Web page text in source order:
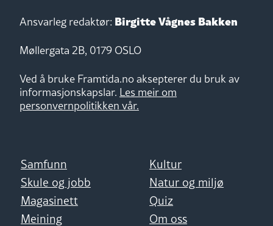
Ansvarleg redaktør: Birgitte Vågnes Bakken
Møllergata 2B, 0179 OSLO
Ved å bruke Framtida.no aksepterer du bruk av
informasjonskapslar. Les meir om
personvernpolitikken vår.
Samfunn
Kultur
Skule og jobb
Natur og miljø
Magasinett
Quiz
Meining
Om oss